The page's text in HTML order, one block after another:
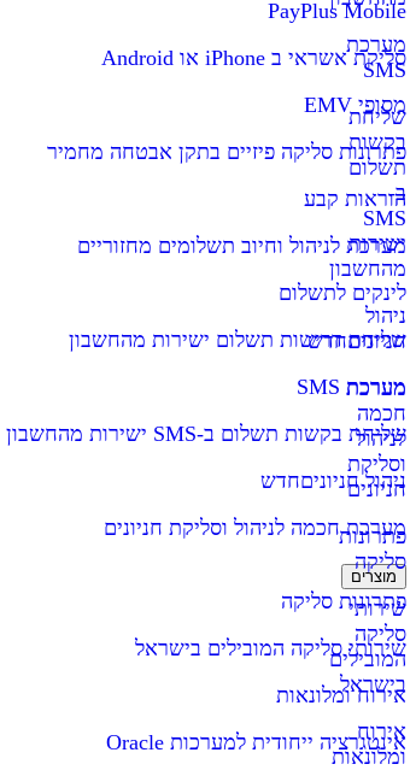
מערכת
SMS
שליחת
בקשות
תשלום
ב-
SMS
ישירות
מהחשבון
ניהול
חניוניםחדש
מערכת
חכמה
לניהול
וסליקת
חניונים
פתרונות
סליקה
שירותי
סליקה
המובילים
בישראל
אירוח
ומלונאות
PayPlus Mobile
סליקת אשראי ב iPhone או Android
מסופי EMV
פתרונות סליקה פיזיים בתקן אבטחה מחמיר
הוראות קבע
מערכת לניהול וחיוב תשלומים מחזוריים
לינקים לתשלום
שליחת דרישות תשלום ישירות מהחשבון
מערכת SMS
שליחת בקשות תשלום ב-SMS ישירות מהחשבון
ניהול חניוניםחדש
מערכת חכמה לניהול וסליקת חניונים
מוצרים
פתרונות סליקה
שירותי סליקה המובילים בישראל
אירוח ומלונאות
אינטגרציה ייחודית למערכות Oracle